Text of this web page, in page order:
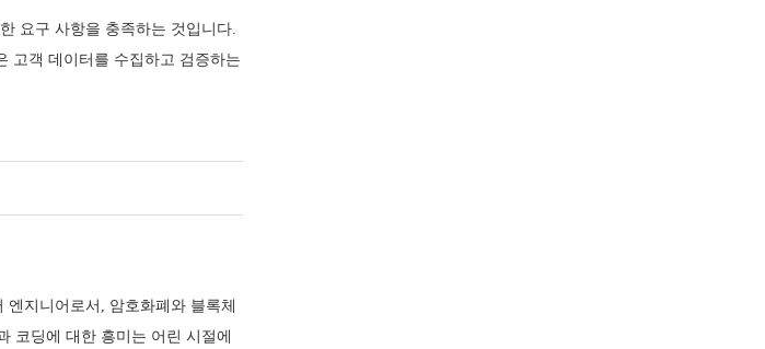
요구 사항을 충족하는 것입니다.
고객 데이터를 수집하고 검증하는
지니어로서, 암호화폐와 블록체
코딩에 대한 흥미는 어린 시절에